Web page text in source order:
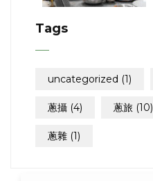
Tags
uncategorized (1)
蔥攝 (4) 蔥旅 (10)
蔥雜 (1)